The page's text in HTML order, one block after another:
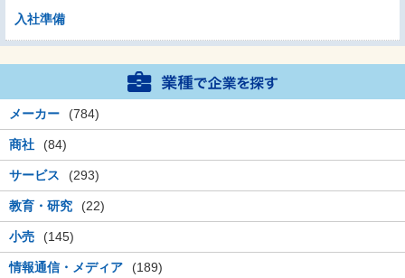
入社準備
メーカー (784)
商社 (84)
サービス (293)
教育・研究 (22)
小売 (145)
情報通信・メディア (189)